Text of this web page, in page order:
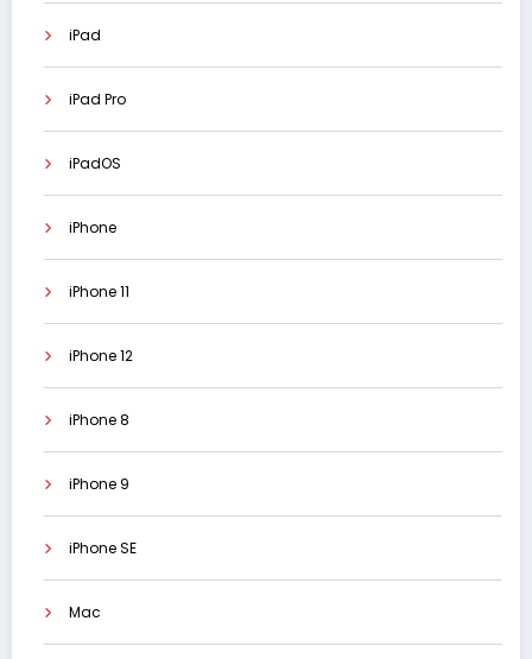
iPad
iPad Pro
iPadOS
iPhone
iPhone 11
iPhone 12
iPhone 8
iPhone 9
iPhone SE
Mac